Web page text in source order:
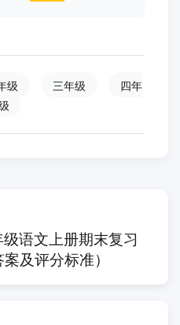
级 三年级
四年
语文上册期末复习
及评分标准）